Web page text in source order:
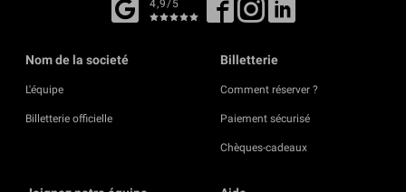
4,9/5
Nom de la societé
L'équipe
Billetterie officielle
Billetterie
Comment réserver ?
Paiement sécurisé
Chèques-cadeaux